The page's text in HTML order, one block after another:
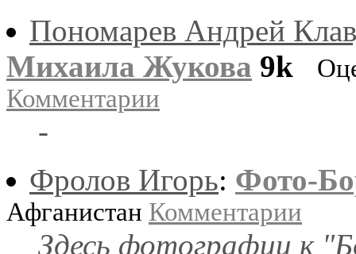
Пономарев Андрей
Михаила Жукова 9k
Комментарии
-
Фролов Игорь: Фото-
Афганистан Комментарии
Здесь фотографии к